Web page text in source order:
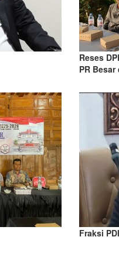
Reses
PR
Fraksi